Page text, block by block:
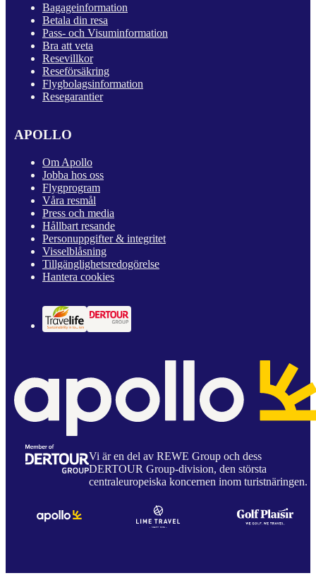
Bagageinformation
Betala din resa
Pass- och Visuminformation
Bra att veta
Resevillkor
Reseförsäkring
Flygbolagsinformation
Resegarantier
APOLLO
Om Apollo
Jobba hos oss
Flygprogram
Våra resmål
Press och media
Hållbart resande
Personuppgifter & integritet
Visselblåsning
Tillgänglighetsredogörelse
Hantera cookies
Vi är en del av REWE Group och dess
DERTOUR Group-division, den största
centraleuropeiska koncernen inom turistnäringen.